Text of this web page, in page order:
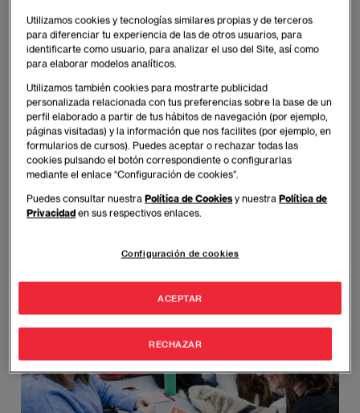
Poco hay que explicar cuando citamos a
Adidas, una de las empresas
internacionales más sólidas, de origen
alemán que opera desde 1949. Dedicada a
la fabricación de calzado, ropa deportiva y
otros productos relacionados con el
deporte y la moda, cuenta con unos
ingresos de más de 14.534 millones de
dólares estadounidenses y un total, en
Utilizamos cookies y tecnologías similares propias y de terceros
para diferenciar tu experiencia de las de otros usuarios, para
identificarte como usuario, para analizar el uso del Site, así como
para elaborar modelos analíticos.
Utilizamos también cookies para mostrarte publicidad
personalizada relacionada con tus preferencias sobre la base de un
perfil elaborado a partir de tus hábitos de navegación (por ejemplo,
páginas visitadas) y la información que nos facilites (por ejemplo, en
formularios de cursos). Puedes aceptar o rechazar todas las
cookies pulsando el botón correspondiente o configurarlas
mediante el enlace “Configuración de cookies”.
Puedes consultar nuestraPolítica de Cookies y nuestraPolítica de
Privacidad en sus respectivos enlaces.
Configuración de cookies
RECHAZAR
ACEPTAR